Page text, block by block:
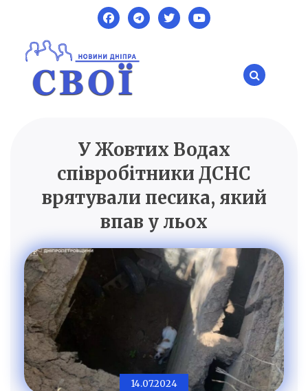
content
SVOI.DP.UA
Новини ДніпраУ Жовтих Водах
співробітники ДСНС
врятували песика, який
впав у льох
14.07.2024